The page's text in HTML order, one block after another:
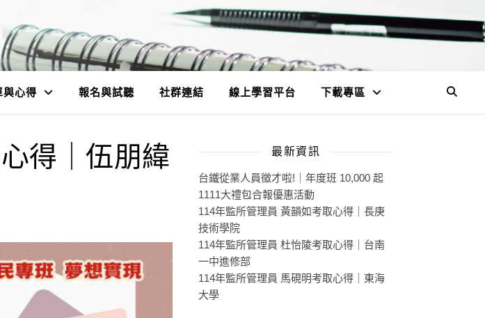
與心得 報名與試聽 社群連結 線上學習平台 下載專區
得｜伍朋緯
最新資訊
台鐵從業人員徵才啦!｜年度班 10,000 起
1111大禮包合報優惠活動
114年監所管理員 黃韻如考取心得｜長庚
技術學院
114年監所管理員 杜怡陵考取心得｜台南
一中進修部
114年監所管理員 馬硯明考取心得｜東海
大學